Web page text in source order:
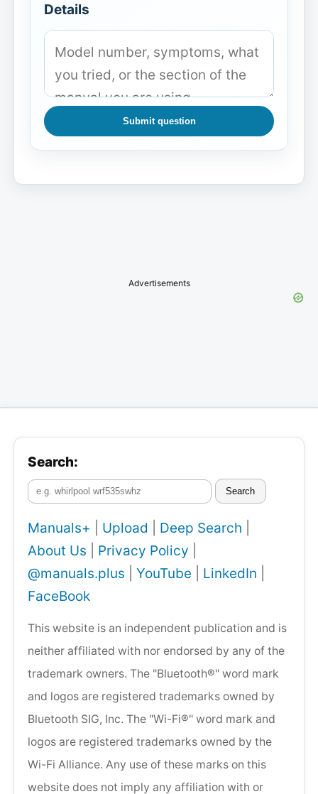
Details
Submit question
Advertisements
Search:
Search
Manuals+ Upload Deep Search
About Us
Privacy Policy
@manuals.plus
YouTube LinkedIn
FaceBook
This website is an independent publication and is
neither affiliated with nor endorsed by any of the
trademark owners. The "Bluetooth®" word mark
and logos are registered trademarks owned by
Bluetooth SIG, Inc. The "Wi-Fi®" word mark and
logos are registered trademarks owned by the
Wi-Fi Alliance. Any use of these marks on this
website does not imply any affiliation with or